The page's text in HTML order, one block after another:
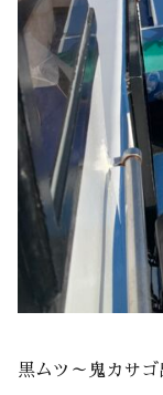
黒ムツ～鬼カサ